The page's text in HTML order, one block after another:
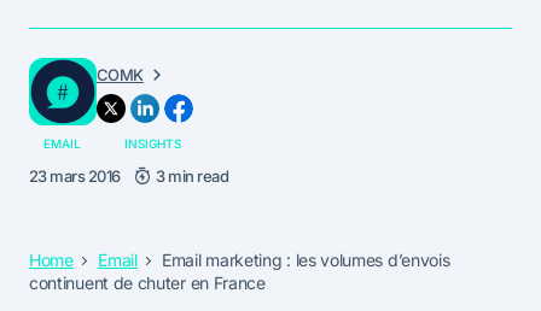
COMK
EMAIL INSIGHTS
23 mars 2016 3 min read
Home Email
Email marketing : les volumes d’envois
continuent de chuter en France